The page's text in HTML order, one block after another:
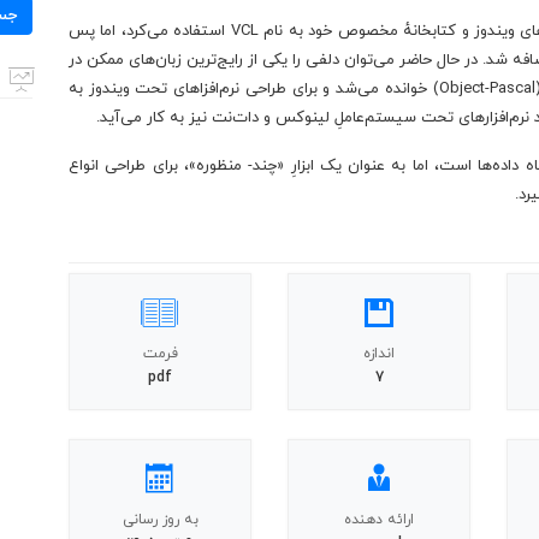
ویندوز و کتابخانهٔ مخصوص خود به نامVCL استفاده می‌کرد، اما پس
اضافه شد. در حال حاضر می‌توان دلفی را یکی از رایج‌ترین زبان‌های ممکن در
Object-Pascal) خوانده می‌شد و برای طراحی نرم‌افزاهای تحت ویندوز به
نرم‌افزارهای تحت سیستم‌عاملِ لینوکس و دات‌نت نیز به کار می‌آید.
دا‌ده‌ها‌ است، اما به عنوان یک ابزارِ «چند- منظوره»، برای طراحی انواع
اندازه
7
فرمت
pdf
ارائه دهنده
به روز رسانی